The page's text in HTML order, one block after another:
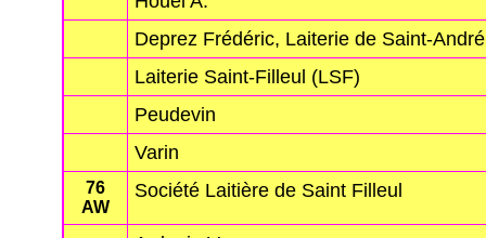
Deprez Frédéric, Laiterie de Saint-André
Laiterie Saint-Filleul (LSF)
Peudevin
Varin
76
AW
Société Laitière de Saint Filleul